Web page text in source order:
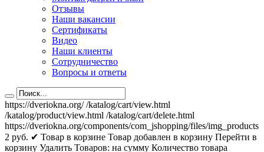
Отзывы
Наши вакансии
Сертификаты
Видео
Наши клиенты
Сотрудничество
Вопросы и ответы
https://dveriokna.org/ /katalog/cart/view.html
/katalog/product/view.html /katalog/cart/delete.html
https://dveriokna.org/components/com_jshopping/files/img_products
2 руб. ✔ Товар в корзине Товар добавлен в корзину Перейти в
корзину Удалить Товаров: на сумму Количество товара